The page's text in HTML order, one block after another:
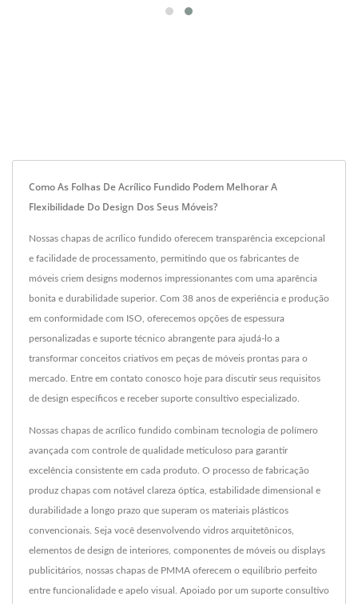
Como As Folhas De Acrílico Fundido Podem Melhorar A
Flexibilidade Do Design Dos Seus Móveis?
Nossas chapas de acrílico fundido oferecem transparência excepcional
e facilidade de processamento, permitindo que os fabricantes de
móveis criem designs modernos impressionantes com uma aparência
bonita e durabilidade superior. Com 38 anos de experiência e produção
em conformidade com ISO, oferecemos opções de espessura
personalizadas e suporte técnico abrangente para ajudá-lo a
transformar conceitos criativos em peças de móveis prontas para o
mercado. Entre em contato conosco hoje para discutir seus requisitos
de design específicos e receber suporte consultivo especializado.
Nossas chapas de acrílico fundido combinam tecnologia de polímero
avançada com controle de qualidade meticuloso para garantir
excelência consistente em cada produto. O processo de fabricação
produz chapas com notável clareza óptica, estabilidade dimensional e
durabilidade a longo prazo que superam os materiais plásticos
convencionais. Seja você desenvolvendo vidros arquitetônicos,
elementos de design de interiores, componentes de móveis ou displays
publicitários, nossas chapas de PMMA oferecem o equilíbrio perfeito
entre funcionalidade e apelo visual. Apoiado por um suporte consultivo